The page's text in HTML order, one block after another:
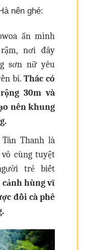
nên ghé:
ẩn mình
nơi đây
sơn nữ yêu
bí.Thác có
30m và
nên khung
Thanh là
cùng tuyệt
trẻ biết
cảnh hùng vĩ
đồi cà phê